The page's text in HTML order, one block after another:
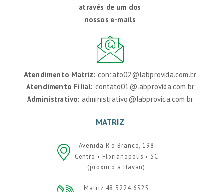
através de um dos
nossos e-mails
Atendimento Matriz: contato02@labprovida.com.br
Atendimento Filial: contato01@labprovida.com.br
Administrativo: administrativo@labprovida.com.br
MATRIZ
Avenida Rio Branco, 198
Centro • Florianópolis • SC
(próximo a Havan)
Matriz 48 3224.6525